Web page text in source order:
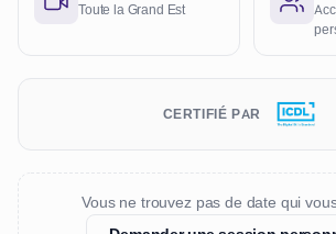
Toute la Grand Est
CERTIFIÉ PAR
Vous ne trouvez pas de date qui